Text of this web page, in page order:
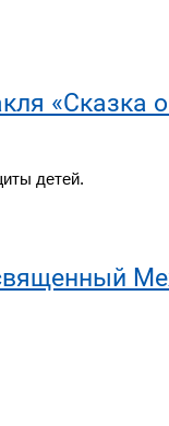
«Сказка
детей.